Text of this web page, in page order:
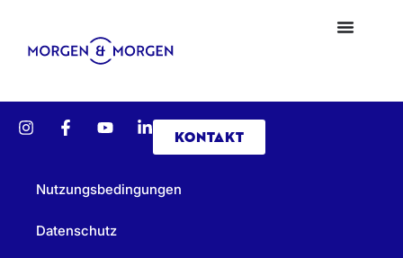
KONTAKT
Nutzungsbedingungen
Datenschutz